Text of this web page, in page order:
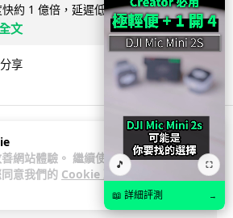
網站體驗。 繼續使用
意我們的 Cookie 政
約 1 億倍，延遲低至 36 皮秒（即
文
分享
旅遊
🎵 ⛶
📖 詳細評測 →